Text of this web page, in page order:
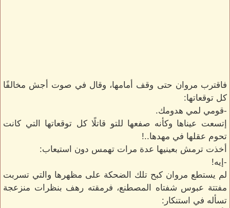
فاقترب مروان حتى وقف أمامها، وقال في صوت أجش مخالفًا
كل توقعاتها:
-قومي لمي هدومك.
إتسعت عيناها وكأنه صفعها للتو قاتلًا كل توقعاتها التي كانت
تحوم عقلها في مهدها..!
أخذت ترمش بعينيها عدة مرات تهمس دون استيعاب:
-إيه!
لم يستطع مروان كبح تلك الضحكة على مظهرها والتي تسربت
مفتتة عبوس شفتاه المصطنع، فرمقته رهف بنظرات منزعجة
تسأله في استنكار: